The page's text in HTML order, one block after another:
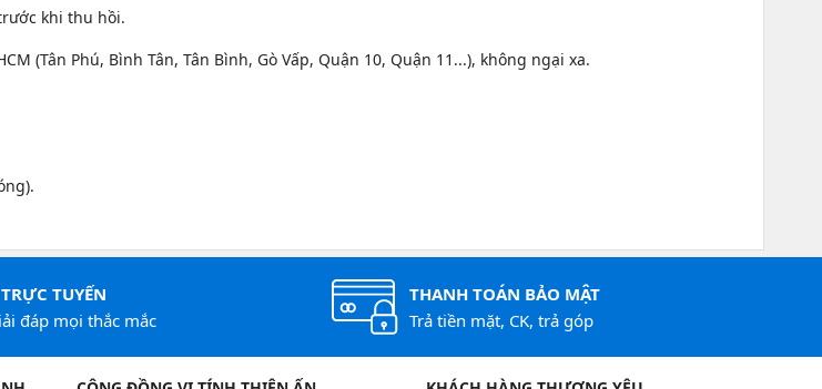
khi thu hồi.
(Tân Phú, Bình Tân, Tân Bình, Gò Vấp, Quận 10, Quận 11...), không ngại xa.
TUYẾN
đáp mọi thắc mắc
THANH TOÁN BẢO MẬT
Trả tiền mặt, CK, trả góp